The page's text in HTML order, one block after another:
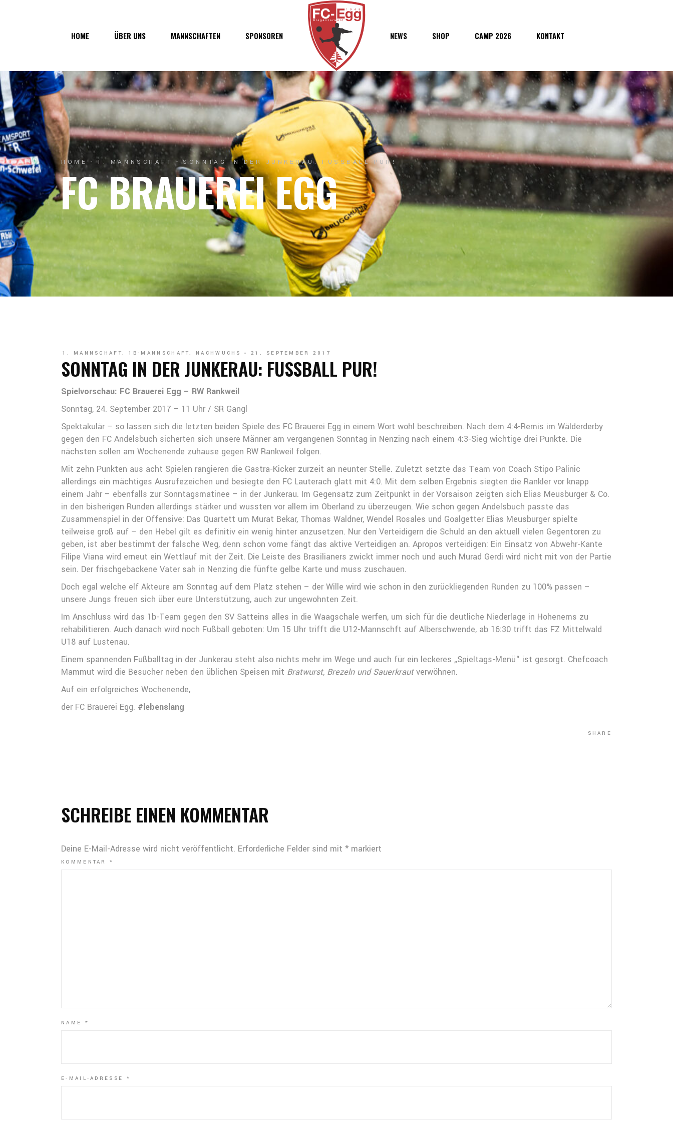
HOME ÜBER UNS
Über uns
Vorstand
Geschichte
Junkerau
MANNSCHAFTEN
1. Mannschaft
1b-Mannschaft
Nachwuchs
SPONSOREN NEWS SHOP CAMP 2026 KONTAKT
Junkerau
HOME 1. MANNSCHAFT SONNTAG IN DER JUNKERAU: FUSSBALL PUR!
FC BRAUEREI EGG
1. MANNSCHAFT, 1B-MANNSCHAFT, NACHWUCHS 21. SEPTEMBER 2017
SONNTAG IN DER JUNKERAU: FUSSBALL PUR!
Spielvorschau: FC Brauerei Egg – RW Rankweil
Sonntag, 24. September 2017 – 11 Uhr / SR Gangl
Spektakulär – so lassen sich die letzten beiden Spiele des FC Brauerei Egg in einem Wort wohl beschreiben. Nach dem 4:4-Remis im Wälderderby
gegen den FC Andelsbuch sicherten sich unsere Männer am vergangenen Sonntag in Nenzing nach einem 4:3-Sieg wichtige drei Punkte. Die
nächsten sollen am Wochenende zuhause gegen RW Rankweil folgen.
Mit zehn Punkten aus acht Spielen rangieren die Gastra-Kicker zurzeit an neunter Stelle. Zuletzt setzte das Team von Coach Stipo Palinic
allerdings ein mächtiges Ausrufezeichen und besiegte den FC Lauterach glatt mit 4:0. Mit dem selben Ergebnis siegten die Rankler vor knapp
einem Jahr – ebenfalls zur Sonntagsmatinee – in der Junkerau. Im Gegensatz zum Zeitpunkt in der Vorsaison zeigten sich Elias Meusburger & Co.
in den bisherigen Runden allerdings stärker und wussten vor allem im Oberland zu überzeugen. Wie schon gegen Andelsbuch passte das
Zusammenspiel in der Offensive: Das Quartett um Murat Bekar, Thomas Waldner, Wendel Rosales und Goalgetter Elias Meusburger spielte
teilweise groß auf – den Hebel gilt es definitiv ein wenig hinter anzusetzen. Nur den Verteidigern die Schuld an den aktuell vielen Gegentoren zu
geben, ist aber bestimmt der falsche Weg, denn schon vorne fängt das aktive Verteidigen an. Apropos verteidigen: Ein Einsatz von Abwehr-Kante
Filipe Viana wird erneut ein Wettlauf mit der Zeit. Die Leiste des Brasilianers zwickt immer noch und auch Murad Gerdi wird nicht mit von der Partie
sein. Der frischgebackene Vater sah in Nenzing die fünfte gelbe Karte und muss zuschauen.
Doch egal welche elf Akteure am Sonntag auf dem Platz stehen – der Wille wird wie schon in den zurückliegenden Runden zu 100% passen –
unsere Jungs freuen sich über eure Unterstützung, auch zur ungewohnten Zeit.
Im Anschluss wird das 1b-Team gegen den SV Satteins alles in die Waagschale werfen, um sich für die deutliche Niederlage in Hohenems zu
rehabilitieren. Auch danach wird noch Fußball geboten: Um 15 Uhr trifft die U12-Mannschft auf Alberschwende, ab 16:30 trifft das FZ Mittelwald
U18 auf Lustenau.
Einem spannenden Fußballtag in der Junkerau steht also nichts mehr im Wege und auch für ein leckeres „Spieltags-Menü“ ist gesorgt. Chefcoach
Mammut wird die Besucher neben den üblichen Speisen mit Bratwurst, Brezeln und Sauerkrautverwöhnen.
Auf ein erfolgreiches Wochenende,
der FC Brauerei Egg. #lebenslang
SHARE
SCHREIBE EINEN KOMMENTAR
Deine E-Mail-Adresse wird nicht veröffentlicht. Erforderliche Felder sind mit * markiert
KOMMENTAR*
NAME *
E-MAIL-ADRESSE *